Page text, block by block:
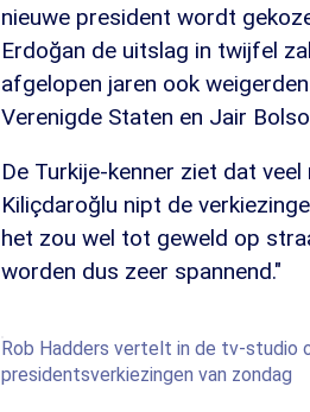
nieuwe president wordt
Erdoğan de uitslag in twijfel
afgelopen jaren ook
Verenigde Staten en Jair
De Turkije-kenner ziet dat
Kiliçdaroğlu nipt de
het zou wel tot geweld op
worden dus zeer spannend."
Rob Hadders vertelt in de tv-studio
presidentsverkiezingen van zondag